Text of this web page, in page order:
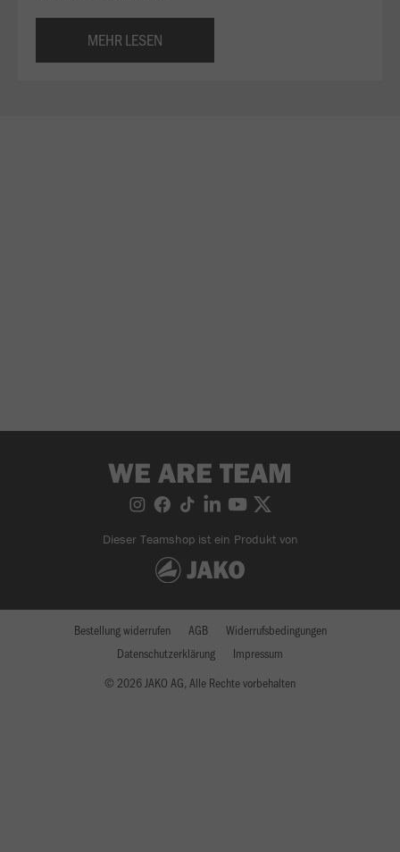
MEHR LESEN
WE ARE TEAM
Dieser Teamshop ist ein Produkt von
© 2026 JAKO AG, Alle Rechte vorbehalten
Bestellung widerrufen AGB
Widerrufsbedingungen
Datenschutzerklärung
Impressum